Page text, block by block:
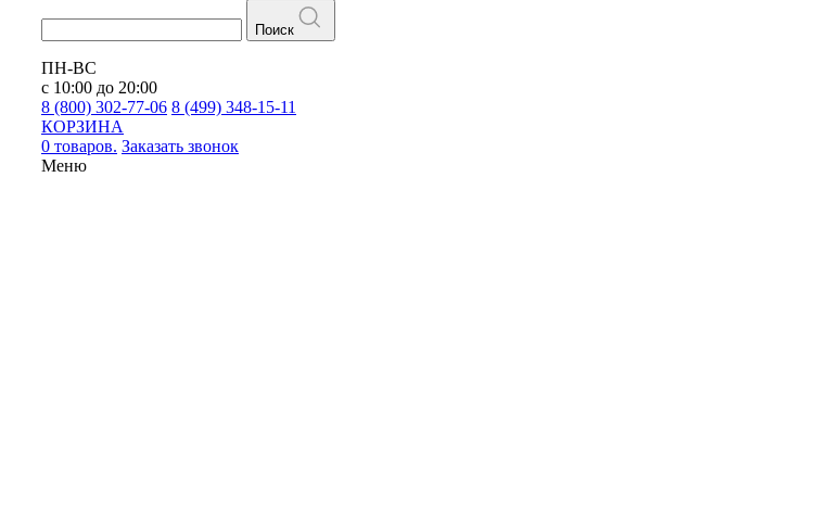
Поиск
ПН-ВС
с 10:00 до 20:00
8 (800) 302-77-06 8 (499) 348-15-11
КОРЗИНА
0 товаров. Заказать звонок
Меню